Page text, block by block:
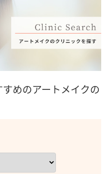
めのアートメイクの